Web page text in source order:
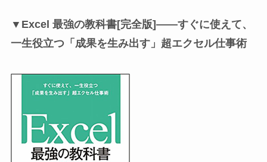
▼Excel 最強の教科書[完全版]――すぐに使えて、
一生役立つ「成果を生み出す」超エクセル仕事術